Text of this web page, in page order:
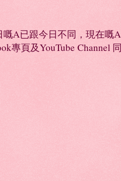
A已跟今日不同，現在嘅
專頁及YouTube Channel